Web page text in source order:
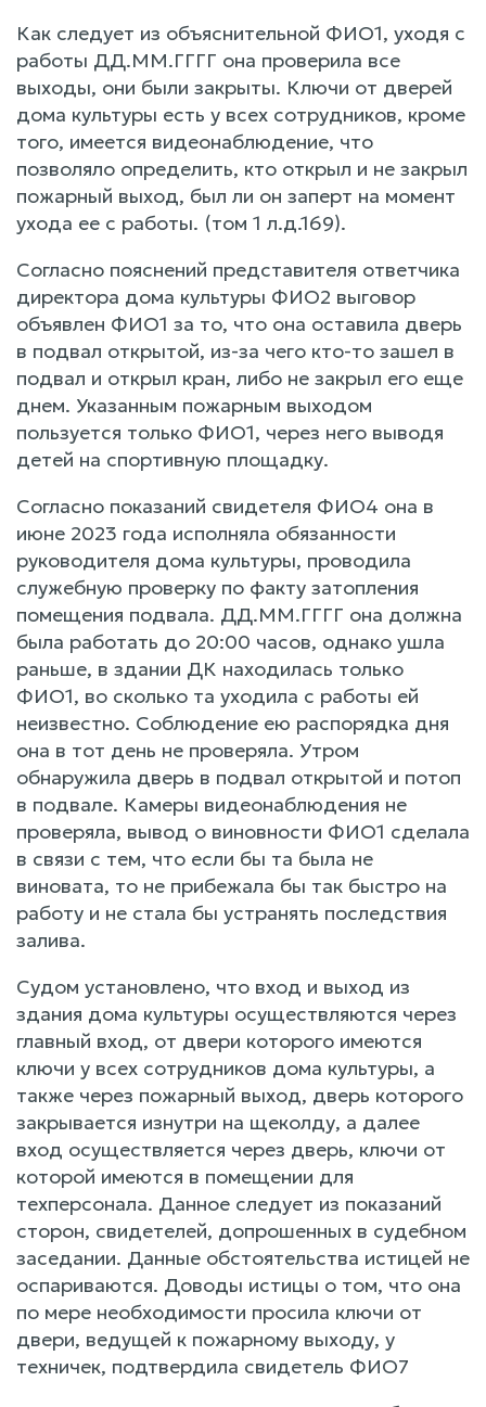
Как следует из объяснительной ФИО1, уходя с
работы ДД.ММ.ГГГГ она проверила все
выходы, они были закрыты. Ключи от дверей
дома культуры есть у всех сотрудников, кроме
того, имеется видеонаблюдение, что
позволяло определить, кто открыл и не закрыл
пожарный выход, был ли он заперт на момент
ухода ее с работы. (том 1 л.д.169).
Согласно пояснений представителя ответчика
директора дома культуры ФИО2 выговор
объявлен ФИО1 за то, что она оставила дверь
в подвал открытой, из-за чего кто-то зашел в
подвал и открыл кран, либо не закрыл его еще
днем. Указанным пожарным выходом
пользуется только ФИО1, через него выводя
детей на спортивную площадку.
Согласно показаний свидетеля ФИО4 она в
июне 2023 года исполняла обязанности
руководителя дома культуры, проводила
служебную проверку по факту затопления
помещения подвала. ДД.ММ.ГГГГ она должна
была работать до 20:00 часов, однако ушла
раньше, в здании ДК находилась только
ФИО1, во сколько та уходила с работы ей
неизвестно. Соблюдение ею распорядка дня
она в тот день не проверяла. Утром
обнаружила дверь в подвал открытой и потоп
в подвале. Камеры видеонаблюдения не
проверяла, вывод о виновности ФИО1 сделала
в связи с тем, что если бы та была не
виновата, то не прибежала бы так быстро на
работу и не стала бы устранять последствия
залива.
Судом установлено, что вход и выход из
здания дома культуры осуществляются через
главный вход, от двери которого имеются
ключи у всех сотрудников дома культуры, а
также через пожарный выход, дверь которого
закрывается изнутри на щеколду, а далее
вход осуществляется через дверь, ключи от
которой имеются в помещении для
техперсонала. Данное следует из показаний
сторон, свидетелей, допрошенных в судебном
заседании. Данные обстоятельства истицей не
оспариваются. Доводы истицы о том, что она
по мере необходимости просила ключи от
двери, ведущей к пожарному выходу, у
техничек, подтвердила свидетель ФИО7